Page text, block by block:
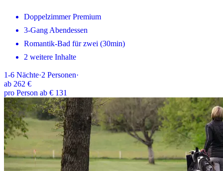
Doppelzimmer Premium
3-Gang Abendessen
Romantik-Bad für zwei (30min)
2 weitere Inhalte
1-6 Nächte·2 Personen·
ab 262 €
pro Person ab € 131